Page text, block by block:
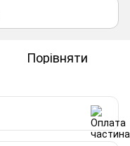
Порівняти